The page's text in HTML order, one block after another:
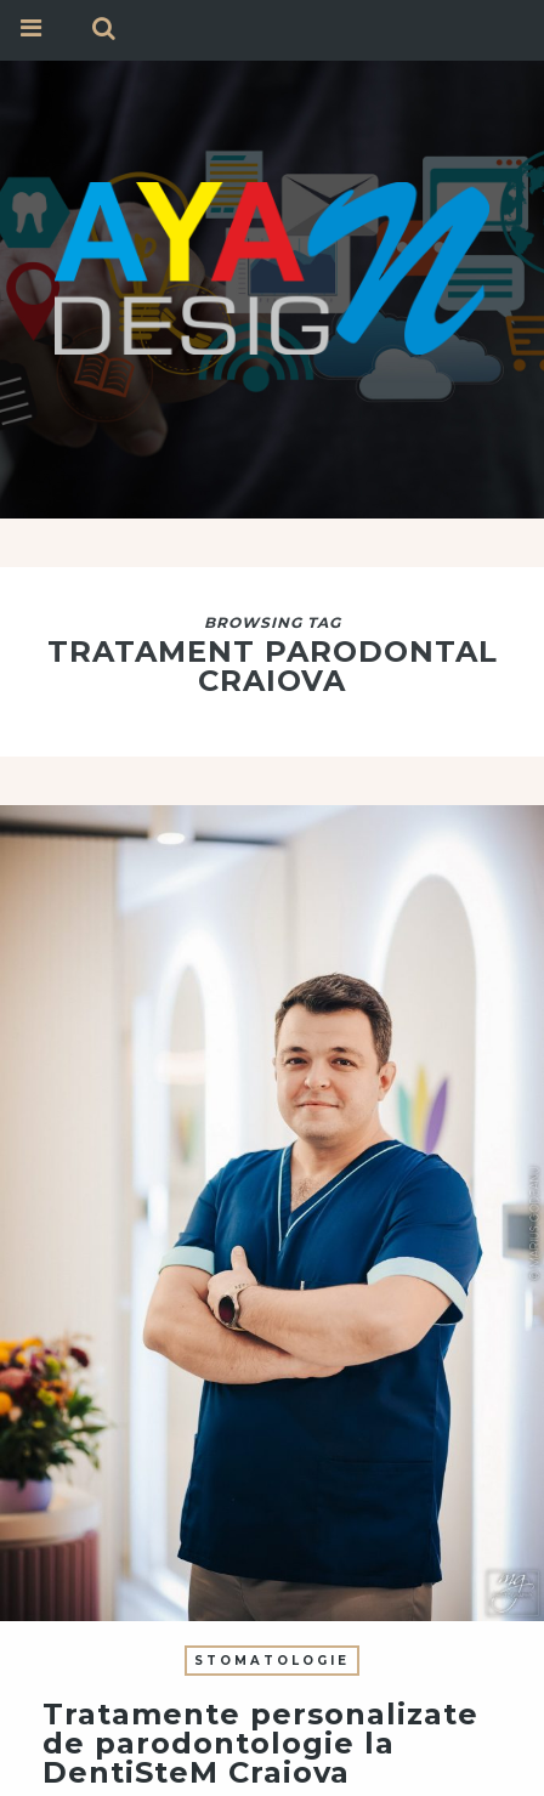
BROWSING TAG
TRATAMENT PARODONTAL
CRAIOVA
STOMATOLOGIE
Tratamente personalizate
de parodontologie la
DentiSteM Craiova